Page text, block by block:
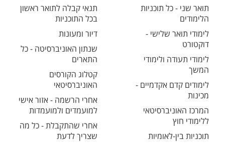
תואר שני - כל תוכניות
הלימודים
לימודי תואר שלישי -
דוקטורט
לימודי תעודה ולימודי
המשך
לימודים קדם אקדמיים -
מכינות
המרכז האוניברסיטאי
ללימודי חוץ
תוכניות בין-לאומיות
תנאי קבלה לתואר ראשון
בכל התוכניות
דיור ומעונות
שנתון האוניברסיטה - כל
התארים
קטלוג הקורסים
האוניברסיטאי
אחרי הרשמה - אזור אישי
למועמדים ולמועמדות
אחרי שהתקבלת - כל מה
שצריך לדעת